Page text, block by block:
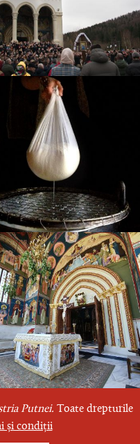
Putnei. Toate drepturile
și condiții